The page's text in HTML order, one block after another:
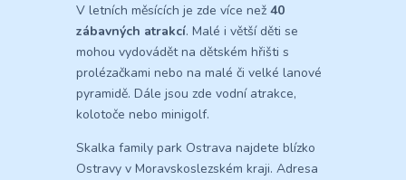
V letních měsících je zde více než 40
zábavných atrakcí. Malé i větší děti se
mohou vydovádět na dětském hřišti s
prolézačkami nebo na malé či velké lanové
pyramidě. Dále jsou zde vodní atrakce,
kolotoče nebo minigolf.
Skalka family park Ostrava najdete blízko
Ostravy v Moravskoslezském kraji. Adresa